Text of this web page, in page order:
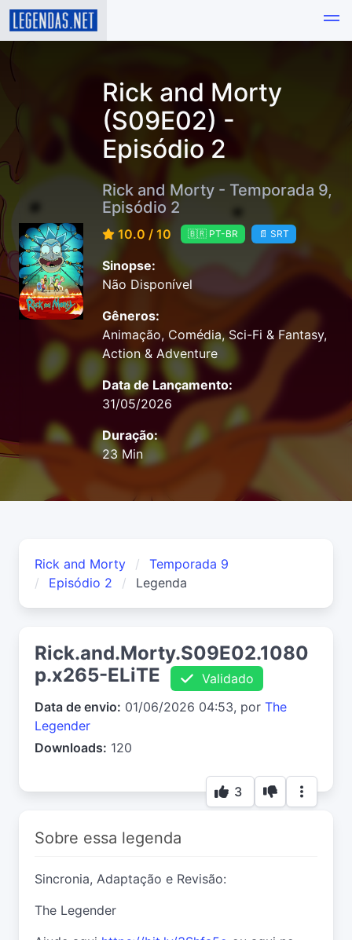
Rick and Morty
(S09E02) -
Episódio 2
Rick and Morty - Temporada 9,
Episódio 2
10.0 / 10 🇧🇷 PT-BR 📄 SRT
Sinopse:
Não Disponível
Gêneros:
Animação, Comédia, Sci-Fi & Fantasy,
Action & Adventure
Data de Lançamento:
31/05/2026
Duração:
23 Min
Rick and Morty
Temporada 9
Episódio 2
Legenda
Rick.and.Morty.S09E02.1080
p.x265-ELiTE
Validado
Data de envio: 01/06/2026 04:53, por The
Legender
Downloads: 120
3
Sobre essa legenda
Sincronia, Adaptação e Revisão:
The Legender